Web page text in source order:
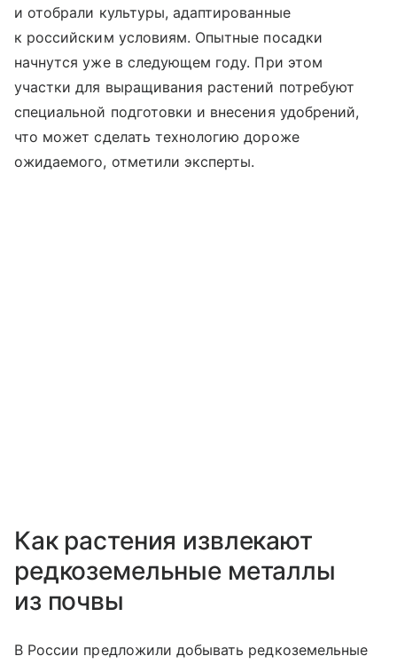
и отобрали культуры, адаптированные
к российским условиям. Опытные посадки
начнутся уже в следующем году. При этом
участки для выращивания растений потребуют
специальной подготовки и внесения удобрений,
что может сделать технологию дороже
ожидаемого, отметили эксперты.
Как растения извлекают
редкоземельные металлы
из почвы
В России предложили добывать редкоземельные